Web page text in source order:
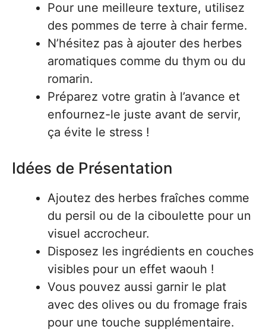
Pour une meilleure texture, utilisez
des pommes de terre à chair ferme.
N’hésitez pas à ajouter des herbes
aromatiques comme du thym ou du
romarin.
Préparez votre gratin à l’avance et
enfournez-le juste avant de servir,
ça évite le stress !
Idées de Présentation
Ajoutez des herbes fraîches comme
du persil ou de la ciboulette pour un
visuel accrocheur.
Disposez les ingrédients en couches
visibles pour un effet waouh !
Vous pouvez aussi garnir le plat
avec des olives ou du fromage frais
pour une touche supplémentaire.